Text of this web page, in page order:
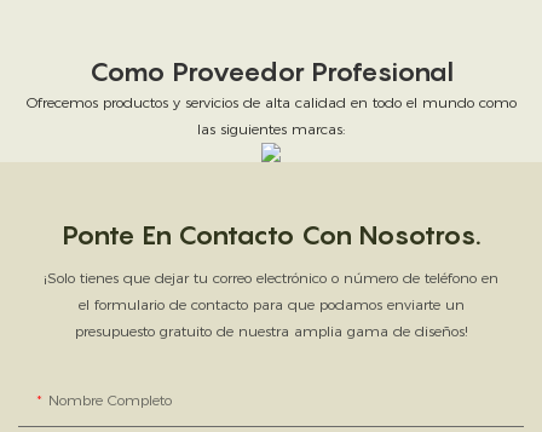
Como Proveedor Profesional
Ofrecemos productos y servicios de alta calidad en todo el mundo como
las siguientes marcas:
Ponte En Contacto Con Nosotros.
¡Solo tienes que dejar tu correo electrónico o número de teléfono en
el formulario de contacto para que podamos enviarte un
presupuesto gratuito de nuestra amplia gama de diseños!
Nombre Completo